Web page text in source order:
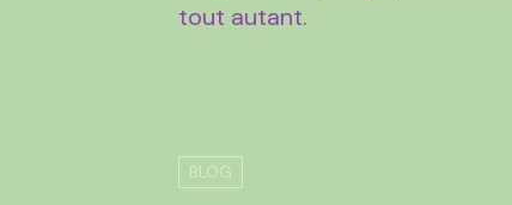
tout autant.
BLOG